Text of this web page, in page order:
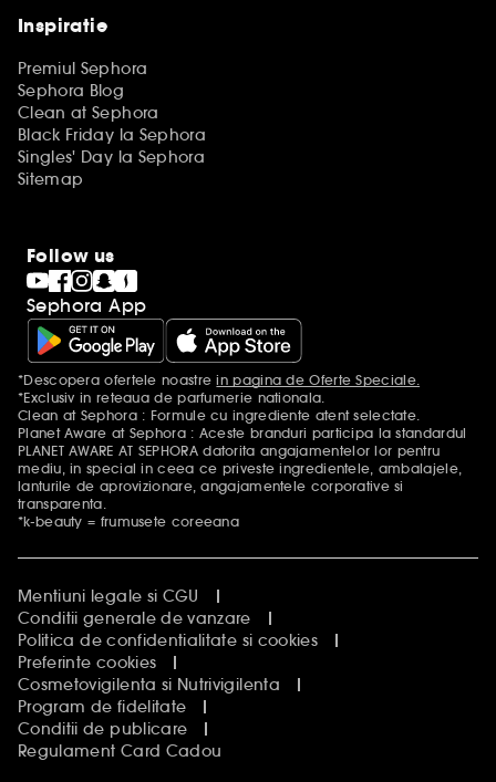
Inspiratie
Premiul Sephora
Sephora Blog
Clean at Sephora
Black Friday la Sephora
Singles' Day la Sephora
Sitemap
Follow us
Sephora App
Mentiuni aditionale
*Descopera ofertele noastrein pagina de Oferte Speciale.
*Exclusiv in reteaua de parfumerie nationala.
Clean at Sephora : Formule cu ingrediente atent selectate.
Planet Aware at Sephora : Aceste branduri participa la standardul
PLANET AWARE AT SEPHORA datorita angajamentelor lor pentru
mediu, in special in ceea ce priveste ingredientele, ambalajele,
lanturile de aprovizionare, angajamentele corporative si
transparenta.
*k-beauty = frumusete coreeana
Mentiuni legale si CGU
Conditii generale de vanzare
Politica de confidentialitate si cookies
Preferinte cookies
Cosmetovigilenta si Nutrivigilenta
Program de fidelitate
Conditii de publicare
Regulament Card Cadou